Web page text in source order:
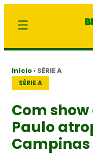
Início › SÉRIE A
SÉRIE A
Com show
Paulo
Campinas